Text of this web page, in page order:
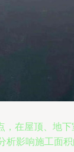
在屋顶、地
影响施工面积